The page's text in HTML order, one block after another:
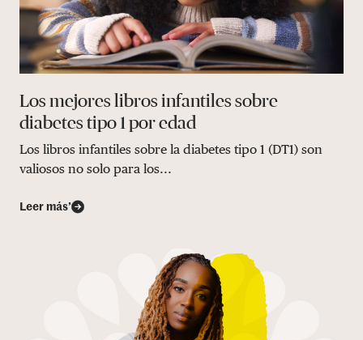
Los mejores libros infantiles sobre
diabetes tipo 1 por edad
Los libros infantiles sobre la diabetes tipo 1 (DT1) son
valiosos no solo para los...
Leer más’